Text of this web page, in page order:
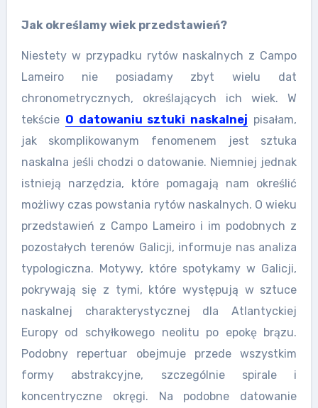
Jak określamy wiek przedstawień?
Niestety w przypadku rytów naskalnych z Campo
Lameiro nie posiadamy zbyt wielu dat
chronometrycznych, określających ich wiek. W
tekście O datowaniu sztuki naskalnej pisałam,
jak skomplikowanym fenomenem jest sztuka
naskalna jeśli chodzi o datowanie. Niemniej jednak
istnieją narzędzia, które pomagają nam określić
możliwy czas powstania rytów naskalnych. O wieku
przedstawień z Campo Lameiro i im podobnych z
pozostałych terenów Galicji, informuje nas analiza
typologiczna. Motywy, które spotykamy w Galicji,
pokrywają się z tymi, które występują w sztuce
naskalnej charakterystycznej dla Atlantyckiej
Europy od schyłkowego neolitu po epokę brązu.
Podobny repertuar obejmuje przede wszystkim
formy abstrakcyjne, szczególnie spirale i
koncentryczne okręgi. Na podobne datowanie